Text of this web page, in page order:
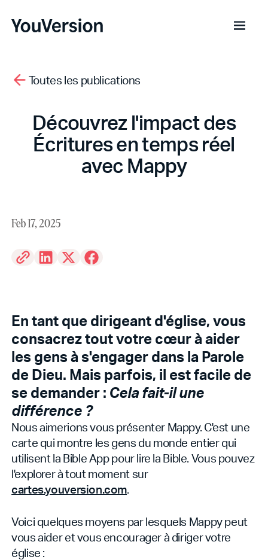
Toutes les publications
Découvrez l'impact des
Écritures en temps réel
avec Mappy
Feb 17, 2025
En tant que dirigeant d'église, vous
consacrez tout votre cœur à aider
les gens à s'engager dans la Parole
de Dieu. Mais parfois, il est facile de
se demander : Cela fait-il une
différence ?
Nous aimerions vous présenter Mappy. C'est une
carte qui montre les gens du monde entier qui
utilisent la Bible App pour lire la Bible. Vous pouvez
l'explorer à tout moment sur
cartes.youversion.com.
Voici quelques moyens par lesquels Mappy peut
vous aider et vous encourager à diriger votre
église :